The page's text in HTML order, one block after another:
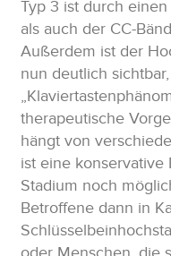
Typ 3 ist durch
als auch der CC-
Außerdem ist der
nun deutlich
therapeutische
hängt von
ist eine konservative
Stadium noch
Betroffene dann in